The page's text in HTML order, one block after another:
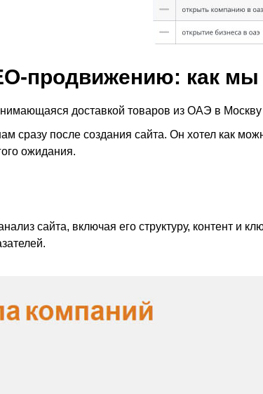
продвижению: как
доставкой товаров из ОАЭ в
сразу после создания сайта. Он хотел как
ожидания.
сайта, включая его структуру, контент и